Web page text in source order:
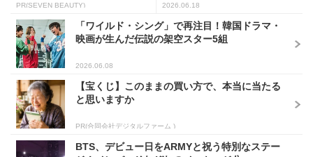
元...
PR(SEVEN BEAUTY) 2026.06.18
「ワイルド・シング」で再注目！韓国ドラマ・
映画が生んだ伝説の架空スター5組
2026.06.08
【宝くじ】このままの買い方で、本当に当たる
と思いますか
PR(合同会社デジタルファーム )
BTS、デビュー日をARMYと祝う特別なステー